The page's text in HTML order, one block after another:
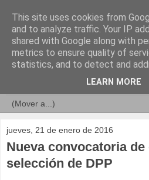
Compromisos
jueves, 21 de enero de 2016
Nueva convocatoria
selección de DPP
This site uses cookies from
and to analyze traffic. Your IP
shared with Google along with
metrics to ensure quality of
statistics, and to detect and
LEARN MORE